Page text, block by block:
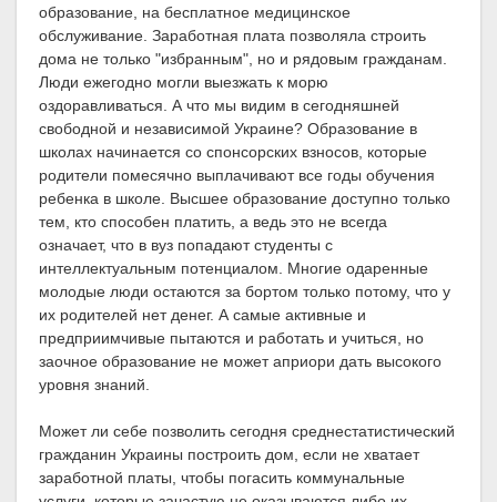
образование, на бесплатное медицинское
обслуживание. Заработная плата позволяла строить
дома не только "избранным", но и рядовым гражданам.
Люди ежегодно могли выезжать к морю
оздоравливаться. А что мы видим в сегодняшней
свободной и независимой Украине? Образование в
школах начинается со спонсорских взносов, которые
родители помесячно выплачивают все годы обучения
ребенка в школе. Высшее образование доступно только
тем, кто способен платить, а ведь это не всегда
означает, что в вуз попадают студенты с
интеллектуальным потенциалом. Многие одаренные
молодые люди остаются за бортом только потому, что у
их родителей нет денег. А самые активные и
предприимчивые пытаются и работать и учиться, но
заочное образование не может априори дать высокого
уровня знаний.
Может ли себе позволить сегодня среднестатистический
гражданин Украины построить дом, если не хватает
заработной платы, чтобы погасить коммунальные